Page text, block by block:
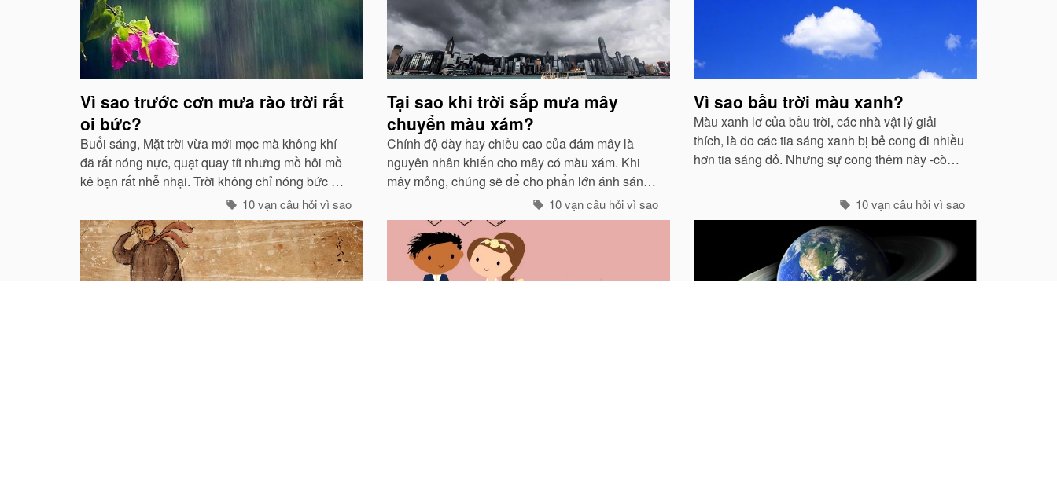
Vì sao trước cơn mưa rào trời rất
oi bức?
Buổi sáng, Mặt trời vừa mới mọc mà không khí
đã rất nóng nực, quạt quay tít nhưng mồ hôi mồ
kê bạn rất nhễ nhại. Trời không chỉ nóng bức mà
còn ngột ngạt nữa: Đó chính là dấu hiệu bắt đẩu
của một cơn mưa rào...
10 vạn câu hỏi vì sao
Tại sao khi trời sắp mưa mây
chuyển màu xám?
Chính độ dày hay chiều cao của đám mây là
nguyên nhân khiến cho mây có màu xám. Khi
mây mỏng, chúng sẽ để cho phẩn lớn ánh sáng
xuyên qua và có màu trắng... 10 vạn câu hỏi vì sao
Vì sao bầu trời màu xanh?
Màu xanh lơ của bầu trời, các nhà vật lý giải
thích, là do các tia sáng xanh bị bẻ cong đi nhiều
hơn tia sáng đỏ. Nhưng sự cong thêm này -còn
10 vạn câu hỏi vì sao